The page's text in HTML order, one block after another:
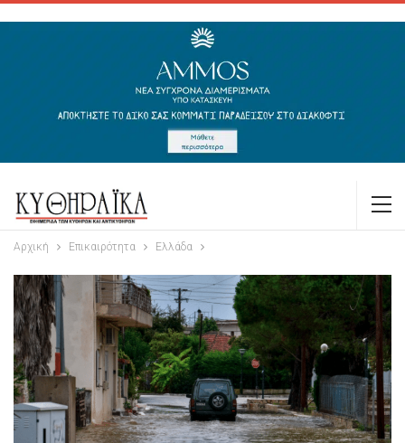
Αρχική Επικαιρότητα Ελλάδα